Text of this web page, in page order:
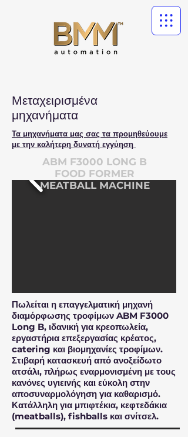
Μεταχειρισμένα
μηχανήματα
Τα μηχανήματα μας σας τα προμηθεύουμε
με την καλήτερη δυνατή εγγύηση
Πωλείται η επαγγελματική μηχανή
διαμόρφωσης τροφίμων ABM F3000
Long B, ιδανική για κρεοπωλεία,
εργαστήρια επεξεργασίας κρέατος,
catering και βιομηχανίες τροφίμων.
Στιβαρή κατασκευή από ανοξείδωτο
ατσάλι, πλήρως εναρμονισμένη με τους
κανόνες υγιεινής και εύκολη στην
αποσυναρμολόγηση για καθαρισμό.
Κατάλληλη για μπιφτέκια, κεφτεδάκια
(meatballs), fishballs και σνίτσελ.
ABM F3000 LONG B
FOOD FORMER
MEATBALL MACHINE